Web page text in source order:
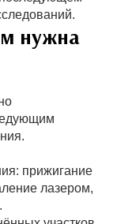
нужна
прижигание
лазером,